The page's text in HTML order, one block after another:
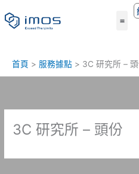
至
首頁 服務據點 3C 研究所 –
3C 研究所 – 頭份